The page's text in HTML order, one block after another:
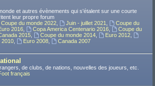
et autres évènements qui s'étalent sur une courte
leur propre forum
Coupe du monde 2022, Juin - juillet 2021
Coupe du
2016, Copa America Centenario 2016,
Coupe du
2015
Coupe du monde 2014, Euro 2012,
2010
Euro 2008,
Canada 2007
de clubs, de nations, nouvelles des joueurs, etc.
français